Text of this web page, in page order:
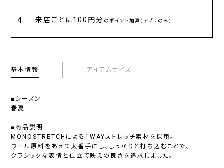
4 来店ごとに100円分 のポイント加算(アプリのみ)
基本情報 アイテムサイズ
■シーズン
春夏
■商品説明
MONOSTRETCHによる1WAYストレッチ素材を採用。
ウール原料をあえて太番手にし、しっかりと打ち込むことで、
クラシックな表情と仕立て映えの良さを追求しました。